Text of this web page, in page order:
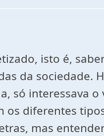
isto é,
da sociedade.
só interessava
os diferentes
mas